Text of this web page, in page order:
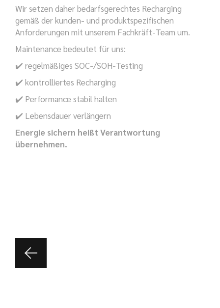
Wir setzen daher bedarfsgerechtes Recharging
gemäß der kunden- und produktspezifischen
Anforderungen mit unserem Fachkräft-Team um.
Maintenance bedeutet für uns:
✔️ regelmäßiges SOC-/SOH-Testing
✔️ kontrolliertes Recharging
✔️ Performance stabil halten
✔️ Lebensdauer verlängern
Energie sichern heißt Verantwortung
übernehmen.